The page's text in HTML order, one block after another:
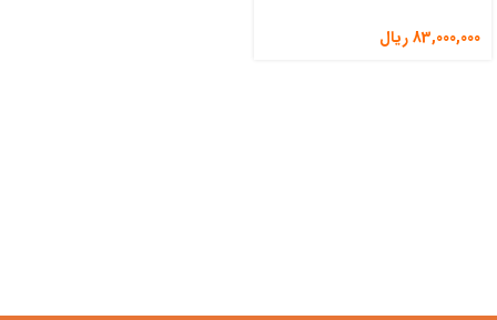
83,000,000ریال